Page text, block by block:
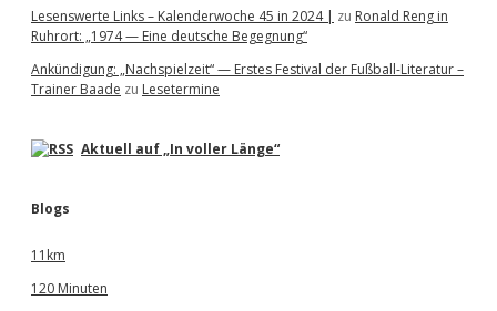
Lesenswerte Links – Kalenderwoche 45 in 2024 | zu Ronald Reng in
Ruhrort: „1974 — Eine deutsche Begegnung“
Ankündigung: „Nachspielzeit“ — Erstes Festival der Fußball-Literatur –
Trainer Baade zu Lesetermine
Aktuell auf „In voller Länge“
Blogs
11km
120 Minuten